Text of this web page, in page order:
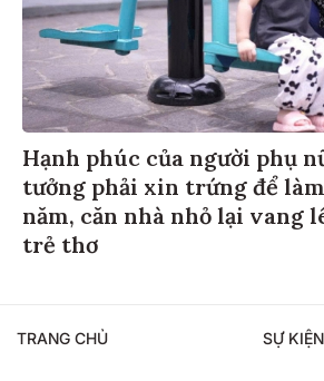
Hạnh phúc của người phụ
tưởng phải xin trứng để làm
năm, căn nhà nhỏ lại vang
trẻ thơ
TRANG CHỦ SỰ KIỆN